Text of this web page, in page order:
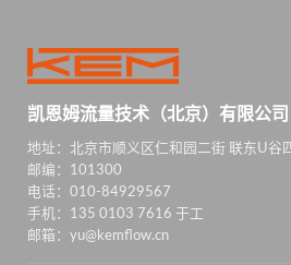
凯恩姆流量技术（北京）有限公司
地址：北京市顺义区仁和园二街 联东U谷
邮编：101300
电话：010-84929567
手机：135 0103 7616 于工
邮箱：yu@kemflow.cn